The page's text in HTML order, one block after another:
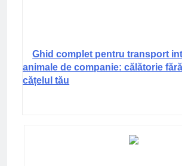
Ghid complet pentru transport
animale de companie: călătorie
cățelul tău